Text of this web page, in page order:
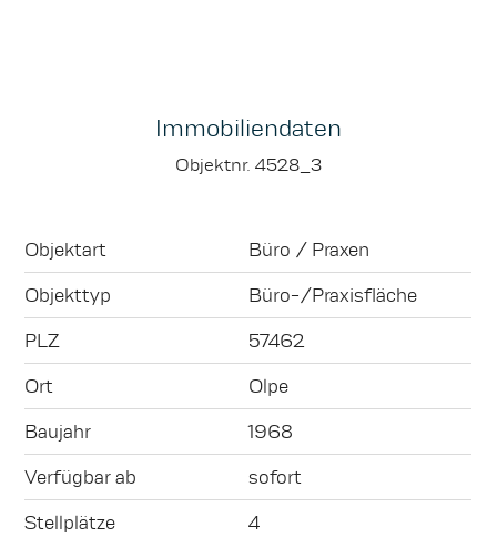
Immobiliendaten
Objektnr. 4528_3
Objektart Büro / Praxen
Objekttyp Büro-/Praxisfläche
PLZ 57462
Ort Olpe
Baujahr 1968
Verfügbar ab sofort
Stellplätze 4